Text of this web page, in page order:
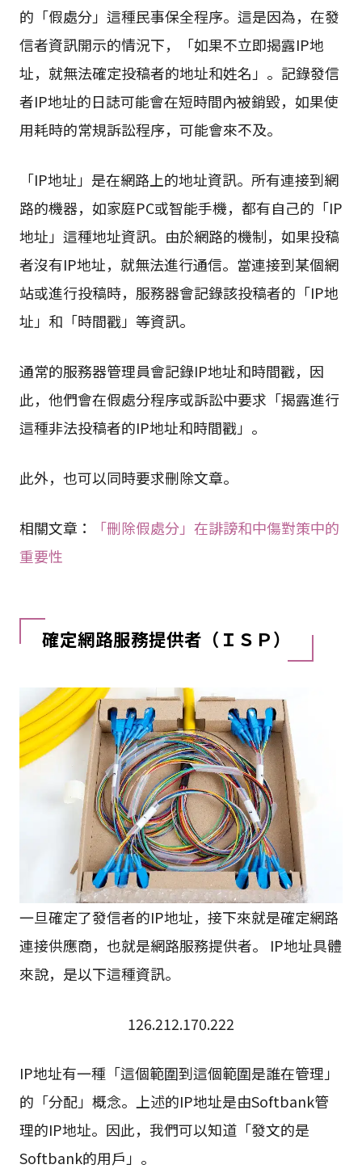
的「假處分」這種民事保全程序。這是因為，在發
信者資訊開示的情況下，「如果不立即揭露IP地
址，就無法確定投稿者的地址和姓名」。記錄發信
者IP地址的日誌可能會在短時間內被銷毀，如果使
用耗時的常規訴訟程序，可能會來不及。
「IP地址」是在網路上的地址資訊。所有連接到網
路的機器，如家庭PC或智能手機，都有自己的「IP
地址」這種地址資訊。由於網路的機制，如果投稿
者沒有IP地址，就無法進行通信。當連接到某個網
站或進行投稿時，服務器會記錄該投稿者的「IP地
址」和「時間戳」等資訊。
通常的服務器管理員會記錄IP地址和時間戳，因
此，他們會在假處分程序或訴訟中要求「揭露進行
這種非法投稿者的IP地址和時間戳」。
此外，也可以同時要求刪除文章。
相關文章：
「刪除假處分」在誹謗和中傷對策中的
重要性
確定網路服務提供者（ＩＳＰ）
一旦確定了發信者的IP地址，接下來就是確定網路
連接供應商，也就是網路服務提供者。 IP地址具體
來說，是以下這種資訊。
126.212.170.222
IP地址有一種「這個範圍到這個範圍是誰在管理」
的「分配」概念。上述的IP地址是由Softbank管
理的IP地址。因此，我們可以知道「發文的是
Softbank的用戶」。